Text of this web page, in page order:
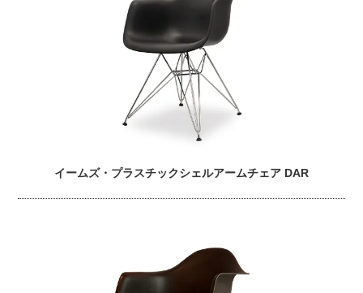
イームズ・プラスチックシェルアームチェア DAR